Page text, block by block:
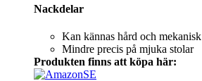
Nackdelar
Kan kännas hård och mekanisk
Mindre precis på mjuka stolar
Produkten finns att köpa här: